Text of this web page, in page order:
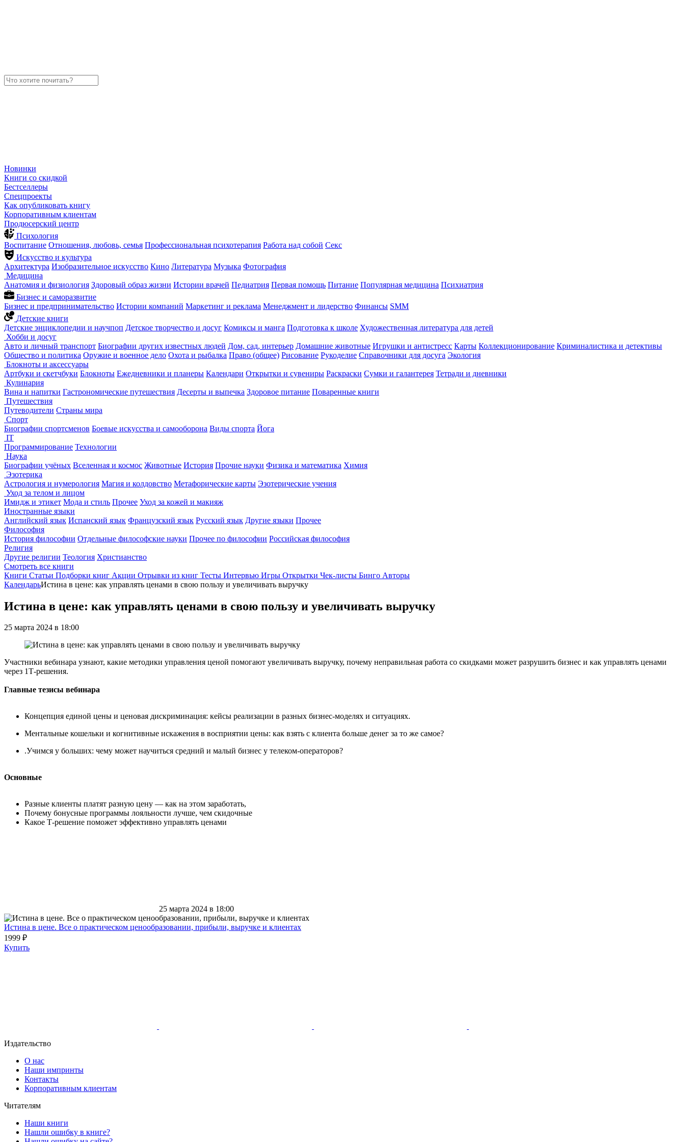
Новинки
Книги со скидкой
Бестселлеры
Спецпроекты
Как опубликовать книгу
Корпоративным клиентам
Продюсерский центр
Психология
Воспитание Отношения, любовь, семья Профессиональная психотерапия Работа над собой Секс
Искусство и культура
Архитектура Изобразительное искусство Кино Литература Музыка Фотография
Медицина
Анатомия и физиология Здоровый образ жизни Истории врачей Педиатрия Первая помощь Питание Популярная медицина Психиатрия
Бизнес и саморазвитие
Бизнес и предпринимательство Истории компаний Маркетинг и реклама Менеджмент и лидерство Финансы SMM
Детские книги
Детские энциклопедии и научпоп Детское творчество и досуг Комиксы и манга Подготовка к школе Художественная литература для детей
Хобби и досуг
Авто и личный транспорт Биографии других известных людей Дом, сад, интерьер Домашние животные Игрушки и антистресс Карты Коллекционирование Криминалистика и детективы
Общество и политика Оружие и военное дело Охота и рыбалка Право (общее) Рисование Рукоделие Справочники для досуга Экология
Блокноты и аксессуары
Артбуки и скетчбуки Блокноты Ежедневники и планеры Календари Открытки и сувениры Раскраски Сумки и галантерея Тетради и дневники
Кулинария
Вина и напитки Гастрономические путешествия Десерты и выпечка Здоровое питание Поваренные книги
Путешествия
Путеводители Страны мира
Спорт
Биографии спортсменов Боевые искусства и самооборона Виды спорта Йога
IT
Программирование Технологии
Наука
Биографии учёных Вселенная и космос Животные История Прочие науки Физика и математика Химия
Эзотерика
Астрология и нумерология Магия и колдовство Метафорические карты Эзотерические учения
Уход за телом и лицом
Имидж и этикет Мода и стиль Прочее Уход за кожей и макияж
Иностранные языки
Английский язык Испанский язык Французский язык Русский язык Другие языки Прочее
Философия
История философии Отдельные философские науки Прочее по философии Российская философия
Религия
Другие религии Теология Христианство
Смотреть все книги
Книги Статьи Подборки книг Акции Отрывки из книг Тесты Интервью Игры Открытки Чек-листы Бинго Авторы
КалендарьИстина в цене: как управлять ценами в свою пользу и увеличивать выручку
Истина в цене: как управлять ценами в свою пользу и увеличивать выручку
25 марта 2024 в 18:00
Участники вебинара узнают, какие методики управления ценой помогают увеличивать выручку, почему неправильная работа со скидками может разрушить бизнес и как управлять ценами
через 1Т-решения.
Главные тезисы вебинара
Концепция единой цены и ценовая дискриминация: кейсы реализации в разных бизнес-моделях и ситуациях.
Ментальные кошельки и когнитивные искажения в восприятии цены: как взять с клиента больше денег за то же самое?
.Учимся у больших: чему может научиться средний и малый бизнес у телеком-операторов?
Основные
Разные клиенты платят разную цену — как на этом заработать,
Почему бонусные программы лояльности лучше, чем скидочные
Какое Т-решение поможет эффективно управлять ценами
25 марта 2024 в 18:00
Истина в цене. Все о практическом ценообразовании, прибыли, выручке и клиентах
1999 ₽
Купить
Издательство
О нас
Наши импринты
Контакты
Корпоративным клиентам
Читателям
Наши книги
Нашли ошибку в книге?